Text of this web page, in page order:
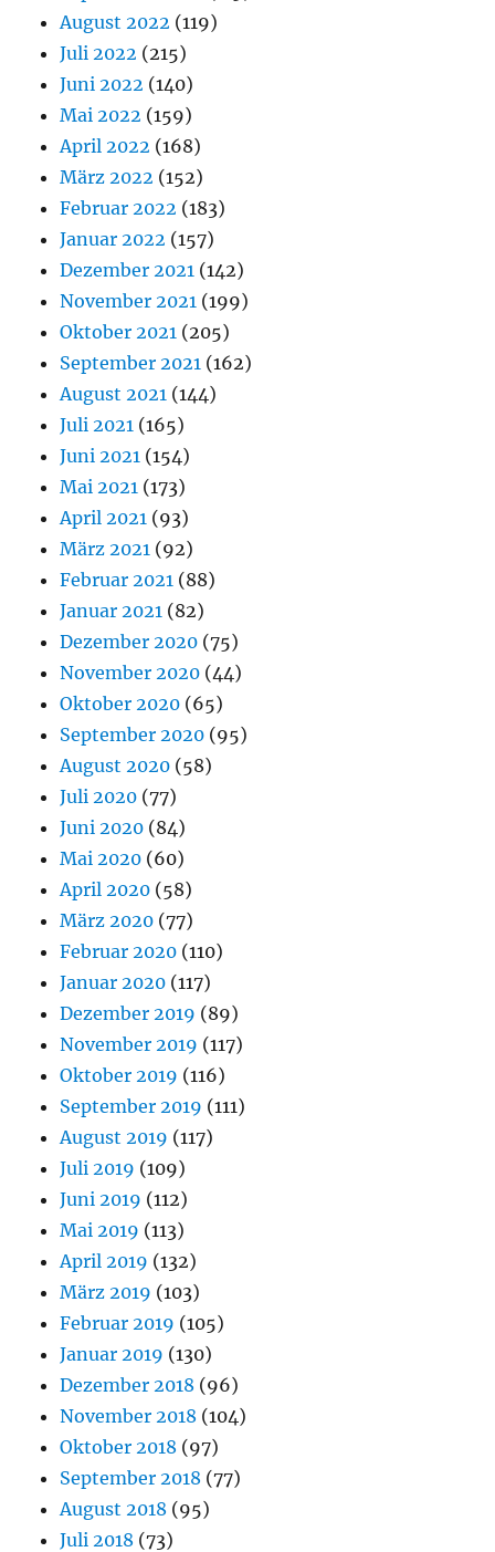
August 2022 (119)
Juli 2022 (215)
Juni 2022 (140)
Mai 2022 (159)
April 2022 (168)
März 2022 (152)
Februar 2022 (183)
Januar 2022 (157)
Dezember 2021 (142)
November 2021 (199)
Oktober 2021 (205)
September 2021 (162)
August 2021 (144)
Juli 2021 (165)
Juni 2021 (154)
Mai 2021 (173)
April 2021 (93)
März 2021 (92)
Februar 2021 (88)
Januar 2021 (82)
Dezember 2020 (75)
November 2020 (44)
Oktober 2020 (65)
September 2020 (95)
August 2020 (58)
Juli 2020 (77)
Juni 2020 (84)
Mai 2020 (60)
April 2020 (58)
März 2020 (77)
Februar 2020 (110)
Januar 2020 (117)
Dezember 2019 (89)
November 2019 (117)
Oktober 2019 (116)
September 2019 (111)
August 2019 (117)
Juli 2019 (109)
Juni 2019 (112)
Mai 2019 (113)
April 2019 (132)
März 2019 (103)
Februar 2019 (105)
Januar 2019 (130)
Dezember 2018 (96)
November 2018 (104)
Oktober 2018 (97)
September 2018 (77)
August 2018 (95)
Juli 2018 (73)